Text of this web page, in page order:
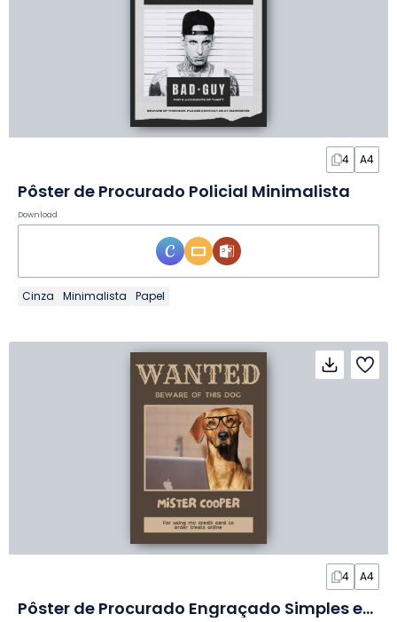
4 A4
Pôster de Procurado Policial Minimalista
Download
Cinza Minimalista Papel
4 A4
Pôster de Procurado Engraçado Simples em Apresentação